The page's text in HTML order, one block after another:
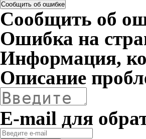
Сообщить об ошибке
Сообщить об
Ошибка на
Информация,
Описание
E-mail для